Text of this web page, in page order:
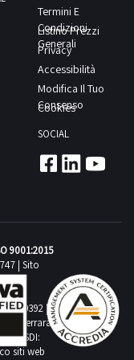
Termini E
Condizioni
Generali
Listino Prezzi
Privacy
Accessibilità
Modifica Il Tuo
Consenso
Cookies
SOCIAL
| Sito
Via
|
di Ferrara
| SDI:
siti web
9001:2015